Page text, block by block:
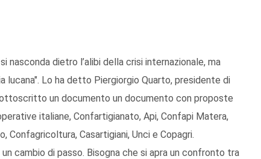
nasconda dietro l’alibi della crisi internazionale, ma
lucana". Lo ha detto Piergiorgio Quarto, presidente di
un documento un documento con proposte
italiane, Confartigianato, Api, Confapi Matera,
Confagricoltura, Casartigiani, Unci e Copagri.
cambio di passo. Bisogna che si apra un confronto tra